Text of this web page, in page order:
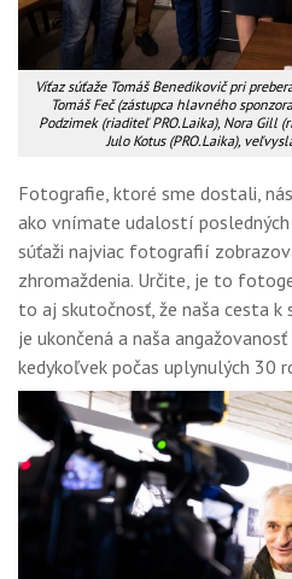
Víťaz súťaže Tomáš Benedikovič pri
Tomáš Feč (zástupca hlavného
Podzimek (riaditeľ PRO.Laika), Nora Gill
Julo Kotus (PRO.Laika),
Fotografie, ktoré sme dostali,
ako vnímate udalostí posledných
súťaži najviac fotografií
zhromaždenia. Určite, je to
to aj skutočnosť, že naša cesta k
je ukončená a naša
kedykoľvek počas uplynulých 30